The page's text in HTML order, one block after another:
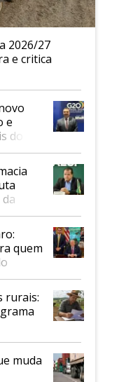
2026/27
e critica
e
do
quem
rurais:
muda